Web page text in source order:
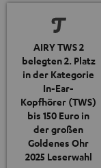
AIRY TWS 2
belegten 2. Platz
in der Kategorie
In-Ear-
Kopfhörer (TWS)
bis 150 Euro in
der großen
Goldenes Ohr
2025 Leserwahl